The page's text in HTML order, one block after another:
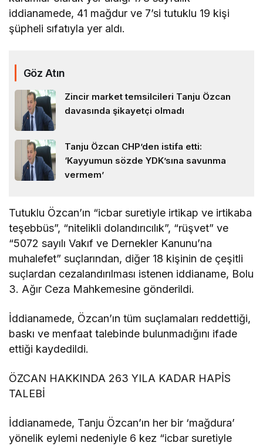
iddianamede, 41 mağdur ve 7’si tutuklu 19 kişi
şüpheli sıfatıyla yer aldı.
Göz Atın
Zincir market temsilcileri Tanju Özcan
davasında şikayetçi olmadı
Tanju Özcan CHP’den istifa etti:
‘Kayyumun sözde YDK’sına savunma
vermem’
Tutuklu Özcan’ın “icbar suretiyle irtikap ve irtikaba
teşebbüs”, “nitelikli dolandırıcılık”, “rüşvet” ve
“5072 sayılı Vakıf ve Dernekler Kanunu’na
muhalefet” suçlarından, diğer 18 kişinin de çeşitli
suçlardan cezalandırılması istenen iddianame, Bolu
3. Ağır Ceza Mahkemesine gönderildi.
İddianamede, Özcan’ın tüm suçlamaları reddettiği,
baskı ve menfaat talebinde bulunmadığını ifade
ettiği kaydedildi.
ÖZCAN HAKKINDA 263 YILA KADAR HAPİS
TALEBİ
İddianamede, Tanju Özcan’ın her bir ‘mağdura’
yönelik eylemi nedeniyle 6 kez “icbar suretiyle